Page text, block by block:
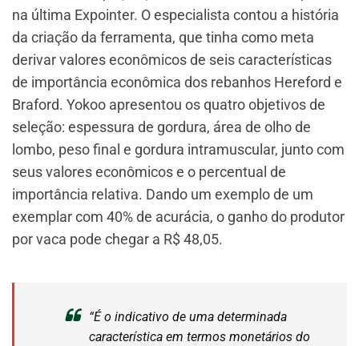
na última Expointer. O especialista contou a história
da criação da ferramenta, que tinha como meta
derivar valores econômicos de seis características
de importância econômica dos rebanhos Hereford e
Braford. Yokoo apresentou os quatro objetivos de
seleção: espessura de gordura, área de olho de
lombo, peso final e gordura intramuscular, junto com
seus valores econômicos e o percentual de
importância relativa. Dando um exemplo de um
exemplar com 40% de acurácia, o ganho do produtor
por vaca pode chegar a R$ 48,05.
“É o indicativo de uma determinada
característica em termos monetários do